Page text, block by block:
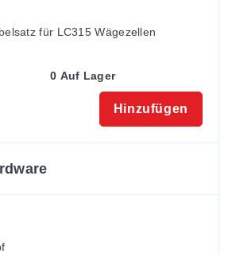
für LC315 Wägezellen
0 Auf Lager
Hinzufügen